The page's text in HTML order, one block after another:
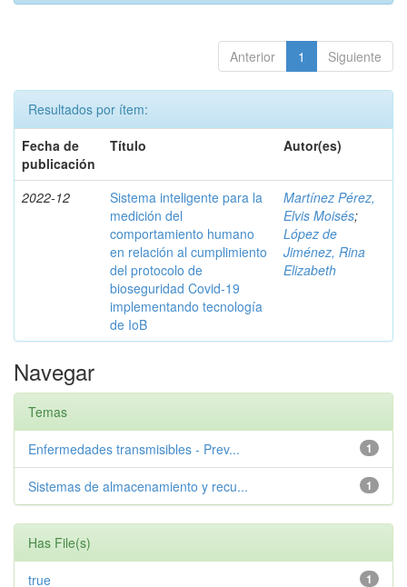
Anterior 1 Siguiente
Resultados por ítem:
Fecha de
publicación
Título Autor(es)
2022-12
Sistema inteligente para la
medición del
comportamiento humano
en relación al cumplimiento
del protocolo de
bioseguridad Covid-19
implementando tecnología
de IoB
Martínez Pérez,
Elvis Moisés;
López de
Jiménez, Rina
Elizabeth
Navegar
Temas
1
Enfermedades transmisibles - Prev...
1
Sistemas de almacenamiento y recu...
Has File(s)
1
true